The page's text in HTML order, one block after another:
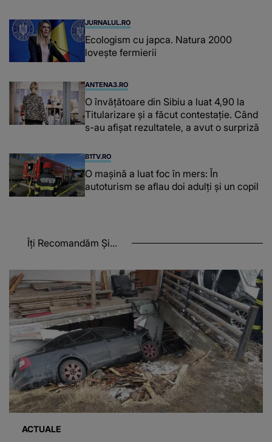
JURNALUL.RO
Ecologism cu japca. Natura 2000
lovește fermierii
ANTENA3.RO
O învățătoare din Sibiu a luat 4,90 la
Titularizare și a făcut contestație. Când
s-au afișat rezultatele, a avut o surpriză
B1TV.RO
O maşină a luat foc în mers: În
autoturism se aflau doi adulți și un copil
Îți Recomandăm Și...
ACTUALE